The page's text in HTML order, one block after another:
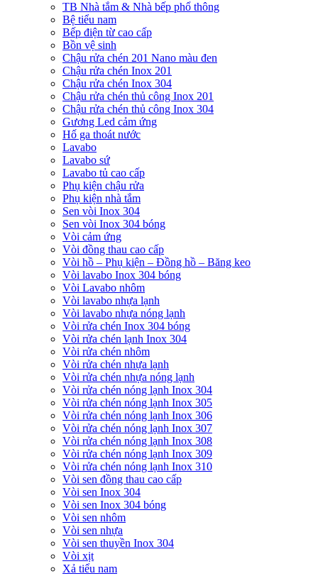
TB Nhà tắm & Nhà bếp phổ thông
Bệ tiểu nam
Bếp điện từ cao cấp
Bồn vệ sinh
Chậu rửa chén 201 Nano màu đen
Chậu rửa chén Inox 201
Chậu rửa chén Inox 304
Chậu rửa chén thủ công Inox 201
Chậu rửa chén thủ công Inox 304
Gương Led cảm ứng
Hố ga thoát nước
Lavabo
Lavabo sứ
Lavabo tủ cao cấp
Phụ kiện chậu rửa
Phụ kiện nhà tắm
Sen vòi Inox 304
Sen vòi Inox 304 bóng
Vòi cảm ứng
Vòi đồng thau cao cấp
Vòi hồ – Phụ kiện – Đồng hồ – Băng keo
Vòi lavabo Inox 304 bóng
Vòi Lavabo nhôm
Vòi lavabo nhựa lạnh
Vòi lavabo nhựa nóng lạnh
Vòi rửa chén Inox 304 bóng
Vòi rửa chén lạnh Inox 304
Vòi rửa chén nhôm
Vòi rửa chén nhựa lạnh
Vòi rửa chén nhựa nóng lạnh
Vòi rửa chén nóng lạnh Inox 304
Vòi rửa chén nóng lạnh Inox 305
Vòi rửa chén nóng lạnh Inox 306
Vòi rửa chén nóng lạnh Inox 307
Vòi rửa chén nóng lạnh Inox 308
Vòi rửa chén nóng lạnh Inox 309
Vòi rửa chén nóng lạnh Inox 310
Vòi sen đồng thau cao cấp
Vòi sen Inox 304
Vòi sen Inox 304 bóng
Vòi sen nhôm
Vòi sen nhựa
Vòi sen thuyền Inox 304
Vòi xịt
Xả tiểu nam